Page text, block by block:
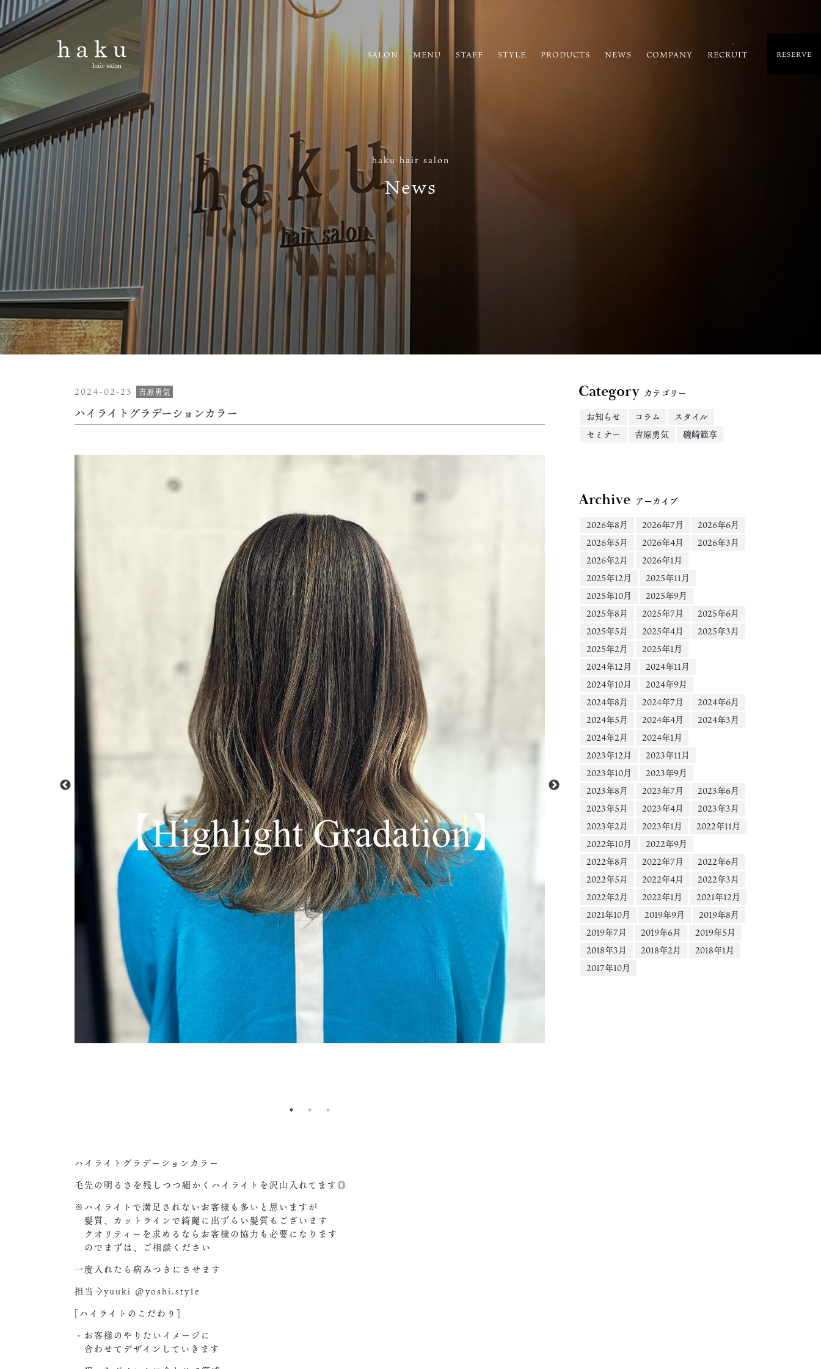
haku hair salon
News
SALON MENU STAFF STYLE PRODUCTS NEWS COMPANY RECRUIT RESERVE
2024-02-23 吉原勇気
ハイライトグラデーションカラー
レ
Media error: Format(s) not supported or source(s) not found
2aKRBmqaj0Fkyzqf1Rbf8Hov-
MjAuZGFzaF9iYXNlbGluZV8xX3YxIn0&_nc_ht=scontent-nrt1-
Rhc2hfYmFzZWxpbmVfMV92MREAde4HAA%3D%3D&ccb=9-
ハイライトグラデーションカラー
毛先の明るさを残しつつ細かくハイライトを沢山入れてます◎
※ハイライトで満足されないお客様も多いと思いますが
髪質、カットラインで綺麗に出ずらい髪質もございます‍
クオリティーを求めるならお客様の協力も必要になります
のでまずは、ご相談ください
一度入れたら病みつきにさせます
担当→yuuki @yoshi.sty1e
[ハイライトのこだわり]
・お客様のやりたいイメージに
合わせてデザインしていきます
Categoryカテゴリー
お知らせ
コラム
スタイル
セミナー
吉原勇気 磯崎範享
Archive アーカイブ
2026年8月
2026年7月
2026年6月
2026年5月
2026年4月
2026年3月
2026年2月
2026年1月
2025年12月
2025年11月
2025年10月
2025年9月
2025年8月
2025年7月
2025年6月
2025年5月
2025年4月
2025年3月
2025年2月
2025年1月
2024年12月
2024年11月
2024年10月
2024年9月
2024年8月
2024年7月
2024年6月
2024年5月
2024年4月
2024年3月
2024年2月
2024年1月
2023年12月
2023年11月
2023年10月
2023年9月
2023年8月
2023年7月
2023年6月
2023年5月
2023年4月
2023年3月
2023年2月
2023年1月
2022年11月
2022年10月
2022年9月
2022年8月
2022年7月
2022年6月
2022年5月
2022年4月
2022年3月
2022年2月
2022年1月
2021年12月
2021年10月
2019年9月
2019年8月
2019年7月
2019年6月
2019年5月
2018年3月
2018年2月
2018年1月
2017年10月